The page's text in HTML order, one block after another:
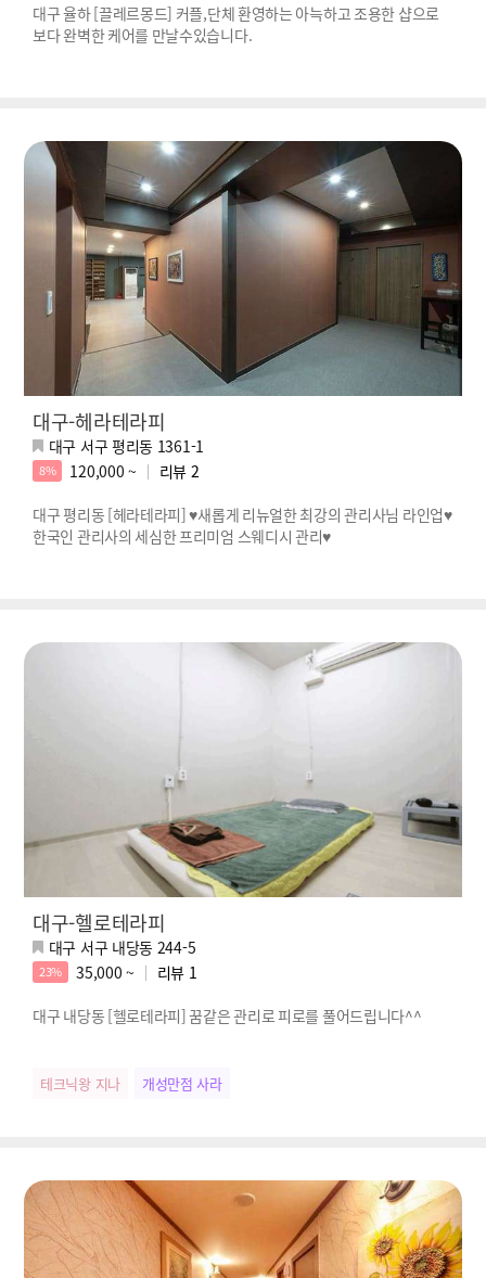
대구 율하 [끌레르몽드] 커플,단체 환영하는 아늑하고 조용한 샵으로
보다 완벽한 케어를 만날수있습니다.
대구-헤라테라피
대구 서구 평리동 1361-1
8% 120,000 ~ 리뷰 2
대구 평리동 [헤라테라피] ♥새롭게 리뉴얼한 최강의 관리사님 라인업♥
한국인 관리사의 세심한 프리미엄 스웨디시 관리♥
대구-헬로테라피
대구 서구 내당동 244-5
23% 35,000 ~ 리뷰 1
대구 내당동 [헬로테라피] 꿈같은 관리로 피로를 풀어드립니다^^
테크닉왕 지나 개성만점 사라